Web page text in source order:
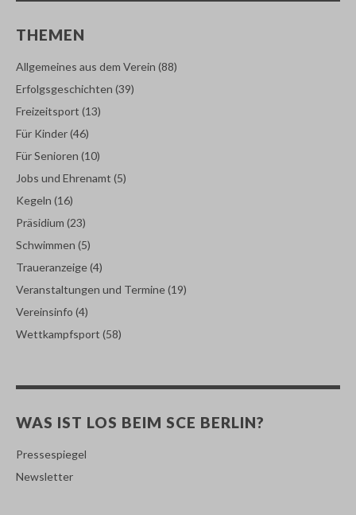
THEMEN
Allgemeines aus dem Verein (88)
Erfolgsgeschichten (39)
Freizeitsport (13)
Für Kinder(46)
Für Senioren (10)
Jobs und Ehrenamt (5)
Kegeln (16)
Präsidium (23)
Schwimmen (5)
Traueranzeige(4)
Veranstaltungen und Termine(19)
Vereinsinfo (4)
Wettkampfsport (58)
WAS IST LOS BEIM SCE BERLIN?
Pressespiegel
Newsletter